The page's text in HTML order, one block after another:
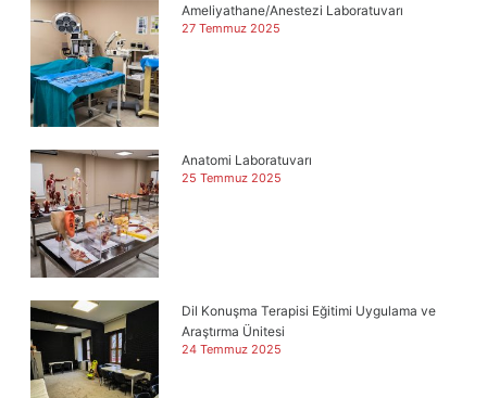
Ameliyathane/Anestezi Laboratuvarı
27 Temmuz 2025
Anatomi Laboratuvarı
25 Temmuz 2025
Dil Konuşma Terapisi Eğitimi Uygulama ve
Araştırma Ünitesi
24 Temmuz 2025